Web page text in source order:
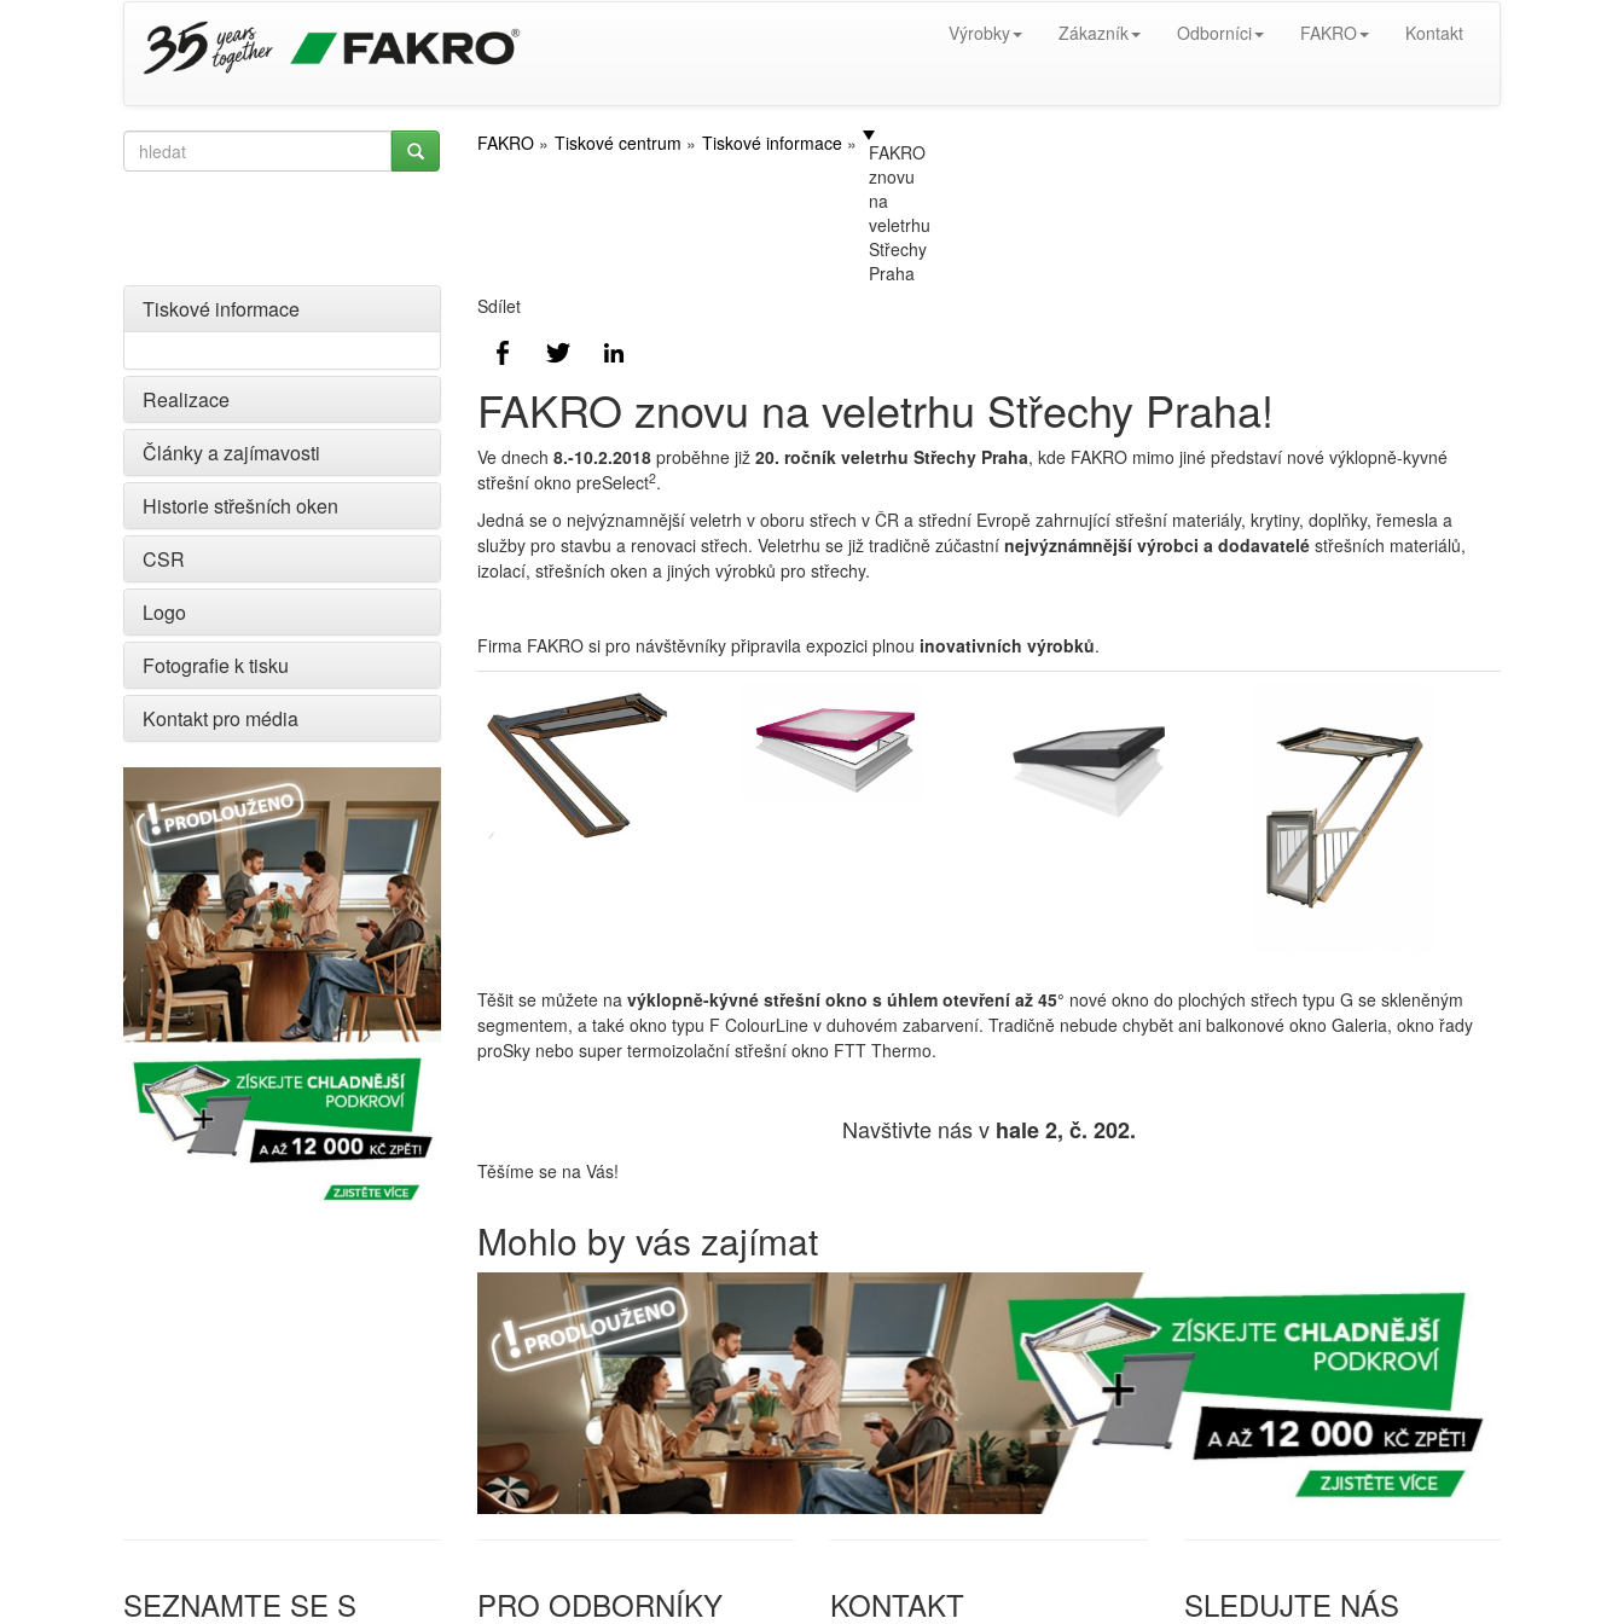
Výrobky Zákazník Odborníci FAKRO Kontakt
FAKRO Tiskové centrum Tiskové informace
FAKRO
znovu
na
veletrhu
Střechy
Praha
Tiskové informace
Realizace
Články a zajímavosti
Historie střešních oken
CSR
Logo
Fotografie k tisku
Kontakt pro média
Sdílet
FAKRO znovu na veletrhu Střechy Praha!
Ve dnech 8.-10.2.2018proběhne již 20. ročník veletrhu Střechy Praha, kde FAKRO mimo jiné představí nové výklopně-kyvné
střešní okno preSelect2.
Jedná se o nejvýznamnější veletrh v oboru střech v ČR a střední Evropě zahrnující střešní materiály, krytiny, doplňky, řemesla a
služby pro stavbu a renovaci střech. Veletrhu se již tradičně zúčastní nejvýznámnější výrobci a dodavateléstřešních materiálů,
izolací, střešních oken a jiných výrobků pro střechy.
Firma FAKRO si pro návštěvníky připravila expozici plnou inovativních výrobků.
Těšit se můžete navýklopně-kývné střešní okno s úhlem otevření až 45° nové okno do plochých střech typu G se skleněným
segmentem, a také okno typu F ColourLine v duhovém zabarvení. Tradičně nebude chybět ani balkonové okno Galeria, okno řady
proSky nebo super termoizolační střešní okno FTT Thermo.
Navštivte nás v hale 2, č. 202.
Těšíme se na Vás!
Mohlo by vás zajímat
SEZNAMTE SE S PRO ODBORNÍKY KONTAKT SLEDUJTE NÁS